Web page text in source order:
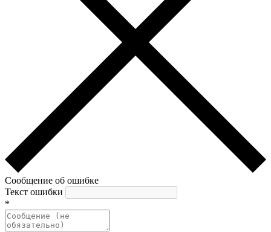
Сообщение об ошибке
Текст ошибки
*